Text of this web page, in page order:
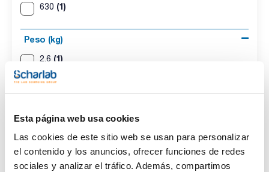
Esta página web usa cookies
Las cookies de este sitio web se usan para personalizar
el contenido y los anuncios, ofrecer funciones de redes
sociales y analizar el tráfico. Además, compartimos
630 (1)
Peso (kg)
2,6 (1)
1,4(1)
160x270x85 (1)